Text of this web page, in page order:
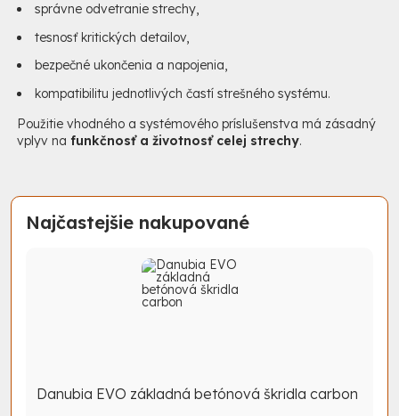
správne odvetranie strechy,
tesnosť kritických detailov,
bezpečné ukončenia a napojenia,
kompatibilitu jednotlivých častí strešného systému.
Použitie vhodného a systémového príslušenstva má zásadný
vplyv na funkčnosť a životnosť celej strechy.
Najčastejšie nakupované
Danubia EVO základná betónová škridla carbon